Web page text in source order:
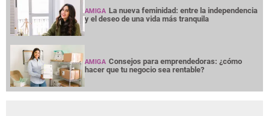
AMIGA La nueva feminidad: entre la independencia
y el deseo de una vida más tranquila
AMIGA Consejos para emprendedoras: ¿cómo
hacer que tu negocio sea rentable?